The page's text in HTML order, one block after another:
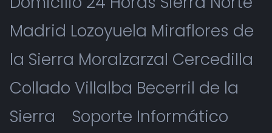
Madrid Lozoyuela Miraflores de
la Sierra Moralzarzal Cercedilla
Collado Villalba Becerril de la
Sierra
Soporte Informático